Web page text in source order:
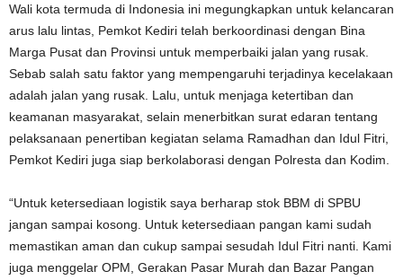
Wali kota termuda di Indonesia ini megungkapkan untuk kelancaran
arus lalu lintas, Pemkot Kediri telah berkoordinasi dengan Bina
Marga Pusat dan Provinsi untuk memperbaiki jalan yang rusak.
Sebab salah satu faktor yang mempengaruhi terjadinya kecelakaan
adalah jalan yang rusak. Lalu, untuk menjaga ketertiban dan
keamanan masyarakat, selain menerbitkan surat edaran tentang
pelaksanaan penertiban kegiatan selama Ramadhan dan Idul Fitri,
Pemkot Kediri juga siap berkolaborasi dengan Polresta dan Kodim.
“Untuk ketersediaan logistik saya berharap stok BBM di SPBU
jangan sampai kosong. Untuk ketersediaan pangan kami sudah
memastikan aman dan cukup sampai sesudah Idul Fitri nanti. Kami
juga menggelar OPM, Gerakan Pasar Murah dan Bazar Pangan